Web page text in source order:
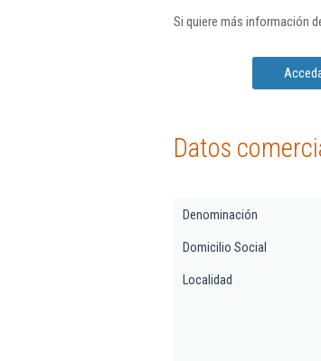
Si quiere más información
Datos
Denominación
Domicilio Social
Localidad